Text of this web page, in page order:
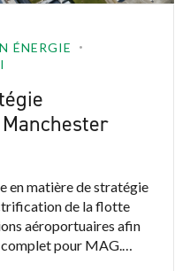
ÉNERGIE
en matière de stratégie
de la flotte
aéroportuaires afin
pour MAG.